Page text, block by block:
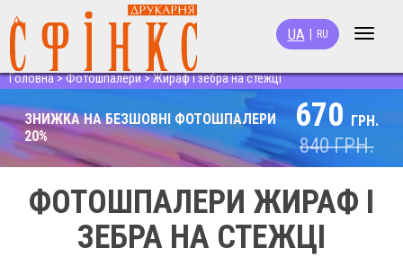
Toggle
UA RU
Головна>Фотошпалери>Жираф і зебра на стежці
ЗНИЖКА НА БЕЗШОВНІ ФОТОШПАЛЕРИ
20%
670 ГРН.
840ГРН.
ФОТОШПАЛЕРИ ЖИРАФ І
ЗЕБРА НА СТЕЖЦІ